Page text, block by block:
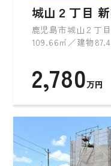
城山２丁目
鹿児島市城山２丁
109.66㎡／建物
2,780万円